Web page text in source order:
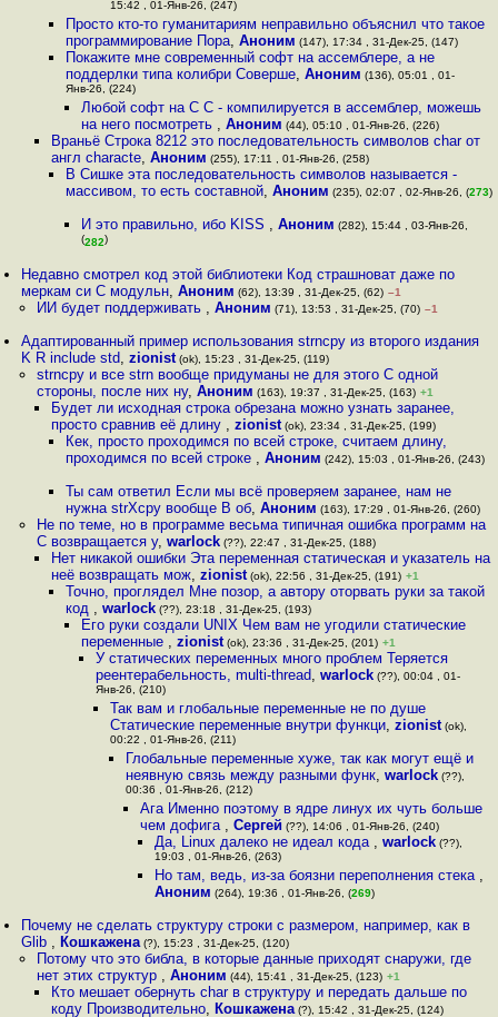
15:42 , 01-Янв-26, (247)
Просто кто-то гуманитариям неправильно объяснил что такое
программирование Пора,Аноним (147), 17:34 , 31-Дек-25, (147)
Покажите мне современный софт на ассемблере, а не
поддерлки типа колибри Соверше,Аноним (136), 05:01 , 01-
Янв-26, (224)
Любой софт на C C - компилируется в ассемблер, можешь
на него посмотреть , Аноним (44), 05:10 , 01-Янв-26, (226)
Враньё Строка 8212 это последовательность символов char от
англ characte, Аноним (255), 17:11 , 01-Янв-26, (258)
В Сишке эта последовательность символов называется -
массивом, то есть составной,Аноним (235), 02:07 , 02-Янв-26, (273)
И это правильно, ибо KISS , Аноним (282), 15:44 , 03-Янв-26,
(282)
Недавно смотрел код этой библиотеки Код страшноват даже по
меркам си С модульн,Аноним (62), 13:39 , 31-Дек-25, (62) –1
ИИ будет поддерживать , Аноним (71), 13:53 , 31-Дек-25, (70) –1
Адаптированный пример использования strncpy из второго издания
K R include std,zionist (ok), 15:23 , 31-Дек-25, (119)
strncpy и все strn вообще придуманы не для этого С одной
стороны, после них ну, Аноним (163), 19:37 , 31-Дек-25, (163) +1
Будет ли исходная строка обрезана можно узнать заранее,
просто сравнив её длину , zionist(ok), 23:34 , 31-Дек-25, (199)
Кек, просто проходимся по всей строке, считаем длину,
проходимся по всей строке ,Аноним (242), 15:03 , 01-Янв-26, (243)
Ты сам ответил Если мы всё проверяем заранее, нам не
нужна strXcpy вообще В об,Аноним (163), 17:29 , 01-Янв-26, (260)
Не по теме, но в программе весьма типичная ошибка программ на
C возвращается у, warlock(??), 22:47 , 31-Дек-25, (188)
Нет никакой ошибки Эта переменная статическая и указатель на
неё возвращать мож, zionist(ok), 22:56 , 31-Дек-25, (191) +1
Точно, проглядел Мне позор, а автору оторвать руки за такой
код ,warlock (??), 23:18 , 31-Дек-25, (193)
Его руки создали UNIX Чем вам не угодили статические
переменные , zionist(ok), 23:36 , 31-Дек-25, (201) +1
У статических переменных много проблем Теряется
реентерабельность, multi-thread, warlock(??), 00:04 , 01-
Янв-26, (210)
Так вам и глобальные переменные не по душе
Статические переменные внутри функци,zionist (ok),
00:22 , 01-Янв-26, (211)
Глобальные переменные хуже, так как могут ещё и
неявную связь между разными функ, warlock(??),
00:36 , 01-Янв-26, (212)
Ага Именно поэтому в ядре линух их чуть больше
чем дофига , Сергей (??), 14:06 , 01-Янв-26, (240)
Да, Linux далеко не идеал кода ,warlock (??),
19:03 , 01-Янв-26, (263)
Но там, ведь, из-за боязни переполнения стека ,
Аноним (264), 19:36 , 01-Янв-26, (269)
Почему не сделать структуру строки с размером, например, как в
Glib , Кошкажена (?), 15:23 , 31-Дек-25, (120)
Потому что это библа, в которые данные приходят снаружи, где
нет этих структур , Аноним (44), 15:41 , 31-Дек-25, (123) +1
Кто мешает обернуть char в структуру и передать дальше по
коду Производительно, Кошкажена(?), 15:42 , 31-Дек-25, (124)